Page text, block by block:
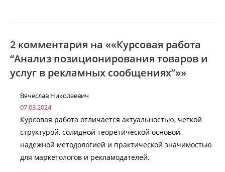
2 комментария на ««Курсовая работа
“Анализ позиционирования товаров и
услуг в рекламных сообщениях”»»
Вячеслав Николаевич
07.03.2024
Курсовая работа отличается актуальностью, четкой
структурой, солидной теоретической основой,
надежной методологией и практической значимостью
для маркетологов и рекламодателей.